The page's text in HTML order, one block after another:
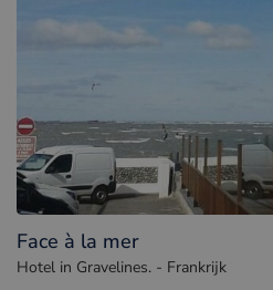
Face à la mer
Hotel in Gravelines. - Frankrijk